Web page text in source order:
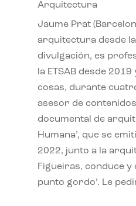
Arquitectura
Jaume Prat
arquitectura desde
divulgación, es
la ETSAB desde
cosas, durante
asesor de
documental de
Humana’, que se
2022, junto a la
Figueiras, conduce y
punto gordo’. Le